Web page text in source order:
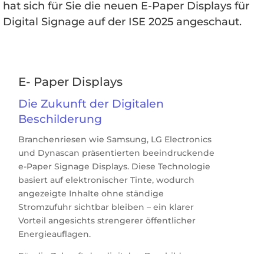
hat sich für Sie die neuen E-Paper Displays für
Digital Signage auf der ISE 2025 angeschaut.
E- Paper Displays
Die Zukunft der Digitalen
Beschilderung
Branchenriesen wie Samsung, LG Electronics
und Dynascan präsentierten beeindruckende
e-Paper Signage Displays. Diese Technologie
basiert auf elektronischer Tinte, wodurch
angezeigte Inhalte ohne ständige
Stromzufuhr sichtbar bleiben – ein klarer
Vorteil angesichts strengerer öffentlicher
Energieauflagen.